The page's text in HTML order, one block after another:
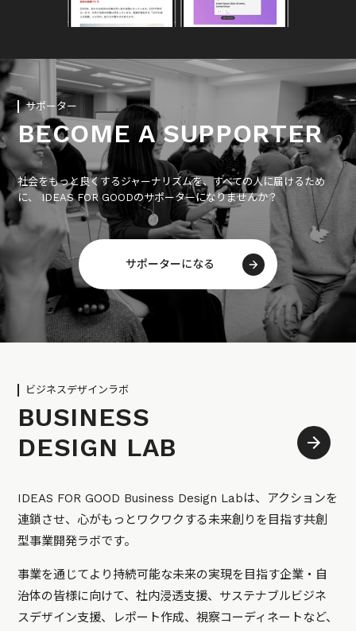
サポーター
BECOME A SUPPORTER
社会をもっと良くするジャーナリズムを、すべての人に届けるため
に、 IDEAS FOR GOODのサポーターになりませんか？
サポーターになる
ビジネスデザインラボ
BUSINESS
DESIGN LAB
IDEAS FOR GOOD Business Design Labは、アクションを
連鎖させ、心がもっとワクワクする未来創りを目指す共創
型事業開発ラボです。
事業を通じてより持続可能な未来の実現を目指す企業・自
治体の皆様に向けて、社内浸透支援、サステナブルビジネ
スデザイン支援、レポート作成、視察コーディネートなど、